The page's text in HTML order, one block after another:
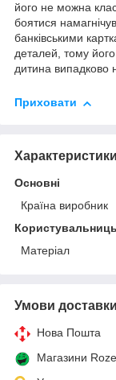
його не можна
боятися
банківськими
деталей, тому
дитина випадково
Приховати
Характеристики
Основні
Країна виробник
Матеріал
Умови доставки
Нова Пошта
Магазини